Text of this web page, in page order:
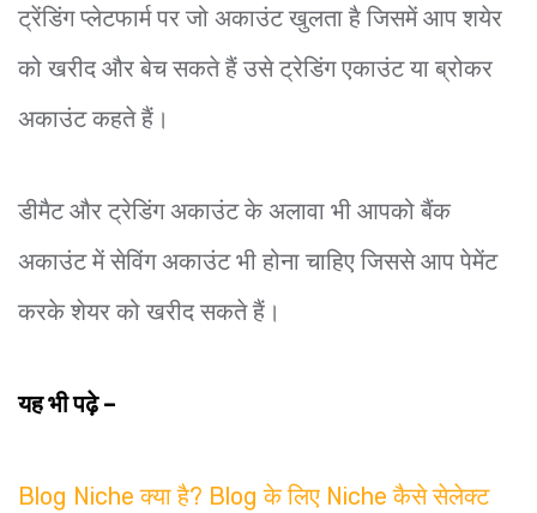
ट्रेंडिंग प्लेटफार्म पर जो अकाउंट खुलता है जिसमें आप शयेर
को खरीद और बेच सकते हैं उसे ट्रेडिंग एकाउंट या ब्रोकर
अकाउंट कहते हैं।
डीमैट और ट्रेडिंग अकाउंट के अलावा भी आपको बैंक
अकाउंट में सेविंग अकाउंट भी होना चाहिए जिससे आप पेमेंट
करके शेयर को खरीद सकते हैं।
यह भी पढ़े –
Blog Niche क्या है? Blog के लिए Niche कैसे सेलेक्ट